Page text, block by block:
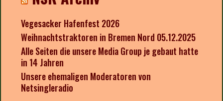
Vegesacker Hafenfest 2026
Weihnachtstraktoren in Bremen Nord 05.12.2025
Alle Seiten die unsere Media Group je gebaut hatte
in 14 Jahren
Unsere ehemaligen Moderatoren von
Netsingleradio